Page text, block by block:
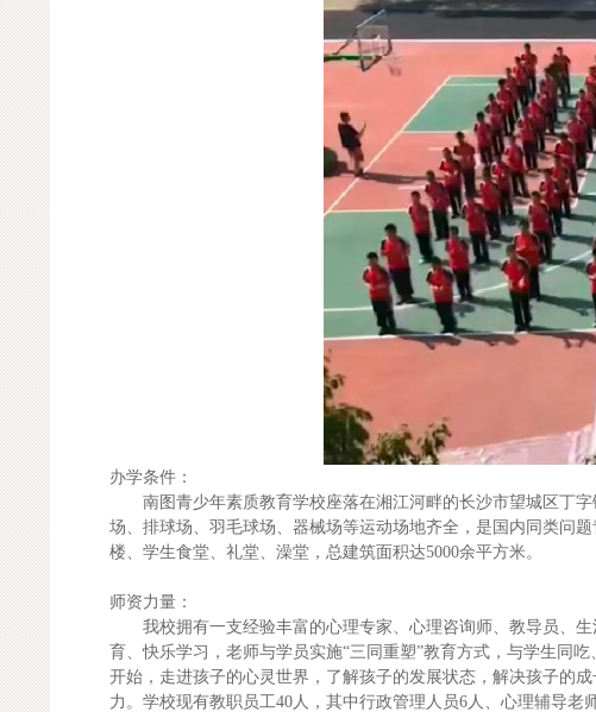
办学条件：
南图青少年素质教育学校座落在湘江河畔的长沙市望城区丁字
场、排球场、羽毛球场、器械场等运动场地齐全，是国内同类问
楼、学生食堂、礼堂、澡堂，总建筑面积达5000余平方米。
师资力量：
我校拥有一支经验丰富的心理专家、心理咨询师、教导员、生
育、快乐学习，老师与学员实施“三同重塑”教育方式，与学生同
开始，走进孩子的心灵世界，了解孩子的发展状态，解决孩子的
力。学校现有教职员工40人，其中行政管理人员6人、心理辅导